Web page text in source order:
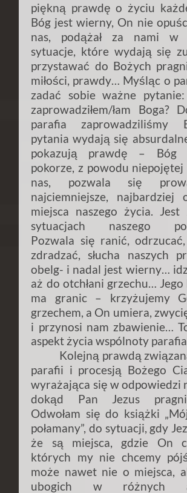
piękną prawdę o życiu
Bóg jest wierny, On nie
nas, podążał za nami w
sytuacje, które wydają się
przystawać do Bożych
miłości, prawdy… Myśląc o
zadać sobie ważne
zaprowadziłem/łam Boga?
parafia zaprowadziliśmy
pytania wydają się
pokazują prawdę – Bóg
pokorze, z powodu niepojętej
nas, pozwala się
najciemniejsze, najbardziej
miejsca naszego życia.
sytuacjach naszego
Pozwala się ranić,
zdradzać, słucha naszych
obelg- i nadal jest wierny…
aż do otchłani grzechu… Jego
ma granic – krzyżujemy
grzechem, a On umiera,
i przynosi nam zbawienie…
aspekt życia wspólnoty
Kolejną prawdą
parafii i procesją Bożego
wyrażająca się w odpowiedzi
dokąd Pan Jezus
Odwołam się do książki
połamany”, do sytuacji, gdy
że są miejsca, gdzie On
których my nie chcemy
może nawet nie o miejsca,
ubogich w różnych